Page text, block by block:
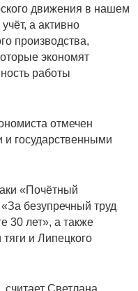
движения в нашем
а активно
производства,
экономят
работы
отмечен
государственными
«Почётный
безупречный труд
30 лет», а также
и Липецкого
Светлана